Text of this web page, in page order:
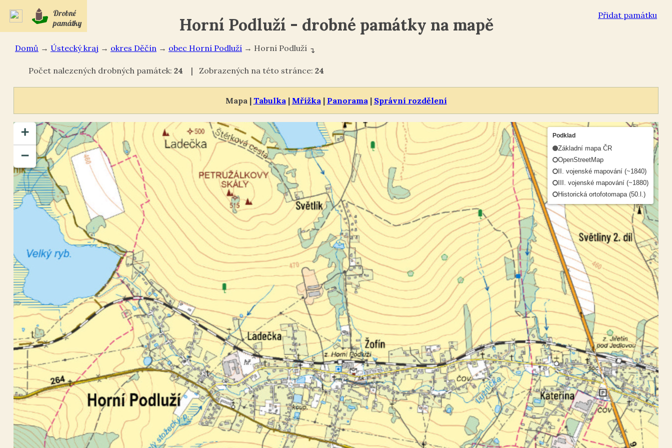
Přidat památku
Drobné
památky
Horní Podluží - drobné památky na mapě
Domů → Ústecký kraj → okres Děčín → Horní Podluží → Horní Podluží ↴
Počet nalezených drobných památek: 24 | Zobrazených na této stránce: 24
Mapa | Tabulka | Mřížka | Panorama | Správní rozdělení
+
−
Podklad
Základní mapa ČR
OpenStreetMap
II. vojenské mapování (~1840)
III. vojenské mapování (~1880)
Historická ortofotomapa (50.l.)